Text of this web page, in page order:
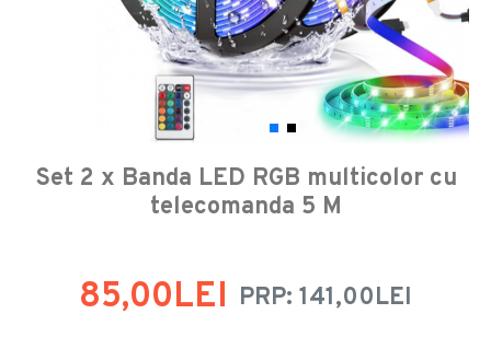
Set 2 x Banda LED RGB multicolor cu
telecomanda 5 M
PRP: 141,00LEI
85,00LEI